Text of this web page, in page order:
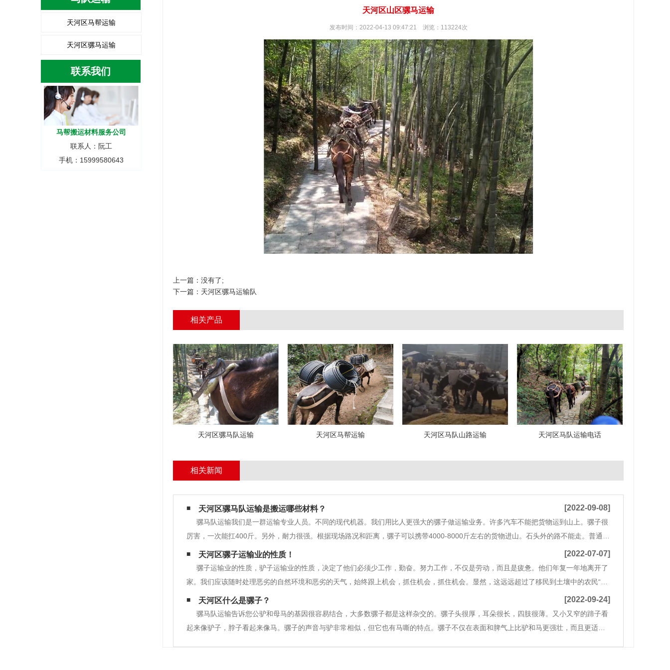
天河区马帮运输
天河区骡马运输
联系我们
马帮搬运材料服务公司
联系人：阮工
手机：15999580643
天河区山区骡马运输
发布时间：2022-04-13 09:47:21 浏览：113224次
上一篇：没有了;
下一篇： 天河区骡马运输队
相关产品
天河区骡马队运输 天河区马帮运输 天河区马队山路运输 天河区马队运输电话
相关新闻
天河区骡马队运输是搬运哪些材料？ [2022-09-08]
骡马队运输我们是一群运输专业人员。不同的现代机器。我们用比人更强大的骡子做运输业务。许多汽车不能把货物运到山上。骡子很
厉害，一次能扛400斤。另外，耐力很强。根据现场路况和距离，骡子可以携带4000-8000斤左右的货物进山。石头外的路不能走。普通的
斜坡无法抗拒钢骡。勇于走在目的地，为建设提供有力支持。运输队工程:1.配电设备工程施工所需的砂、石、水泥、钢、铁、电线、设备
等。2.砂、水泥、砖、石等
天河区骡子运输业的性质！ [2022-07-07]
骡子运输业的性质，驴子运输业的性质，决定了他们必须少工作，勤奋。努力工作，不仅是劳动，而且是疲惫。他们年复一年地离开了
家。我们应该随时处理恶劣的自然环境和恶劣的天气，始终跟上机会，抓住机会，抓住机会。显然，这远远超过了移民到土壤中的农民“日
出而作，日落而息”痛苦多了。骡马队运输无论多远，都要一步一步来。开始后，你必须每天早上早起。中途生火。中午运行行李，卸货，
搭帐篷。晚上起床，直到午夜，看看有没有
天河区什么是骡子？ [2022-09-24]
骡马队运输告诉您公驴和母马的基因很容易结合，大多数骡子都是这样杂交的。骡子头很厚，耳朵很长，四肢很薄。又小又窄的蹄子看
起来像驴子，脖子看起来像马。骡子的声音与驴非常相似，但它也有马嘶的特点。骡子不仅在表面和脾气上比驴和马更强壮，而且更适合